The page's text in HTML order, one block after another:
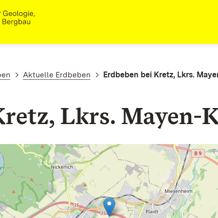
Aktuelle Erdbeben Erdbeben bei Kretz, Lkrs.
Lkrs. Mayen-